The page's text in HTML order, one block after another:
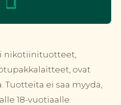
nikotiinituotteet,
ovat
ei saa myydä,
18-vuotiaalle.